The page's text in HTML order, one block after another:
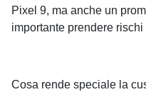
Pixel 9, ma anche un
importante prendere
Cosa rende speciale la